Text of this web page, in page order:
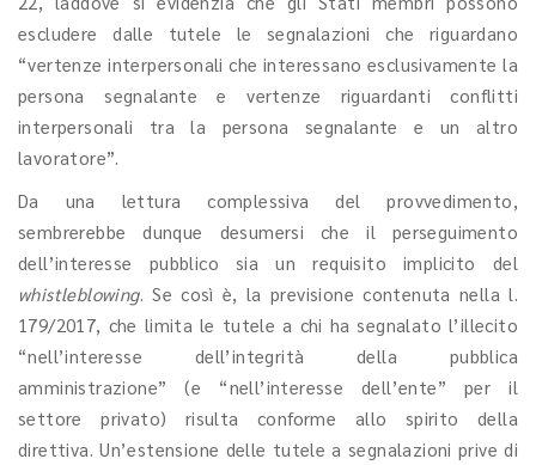
escludere dalle tutele le segnalazioni che riguardano
“vertenze interpersonali che interessano esclusivamente la
persona segnalante e vertenze riguardanti conflitti
interpersonali tra la persona segnalante e un altro
lavoratore”.
Da una lettura complessiva del provvedimento,
sembrerebbe dunque desumersi che il perseguimento
dell’interesse pubblico sia un requisito implicito del
whistleblowing. Se così è, la previsione contenuta nella l.
179/2017, che limita le tutele a chi ha segnalato l’illecito
“nell’interesse dell’integrità della pubblica
amministrazione” (e “nell’interesse dell’ente” per il
settore privato) risulta conforme allo spirito della
direttiva. Un’estensione delle tutele a segnalazioni prive di